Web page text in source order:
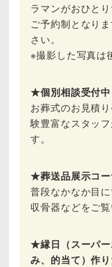
ラマンがおひとり
ご予約制となり
さい。
※撮影した写真は
★個別相談受付
お葬式のお見積
験豊富なスタッ
す。
★葬送品展示コ
普段なかなか目
収骨器などをご覧
★縁日（スーパ
み、的当て）作